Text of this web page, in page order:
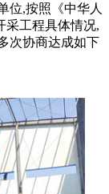
位,按照《中华人
采工程具体情况,
次协商达成如下